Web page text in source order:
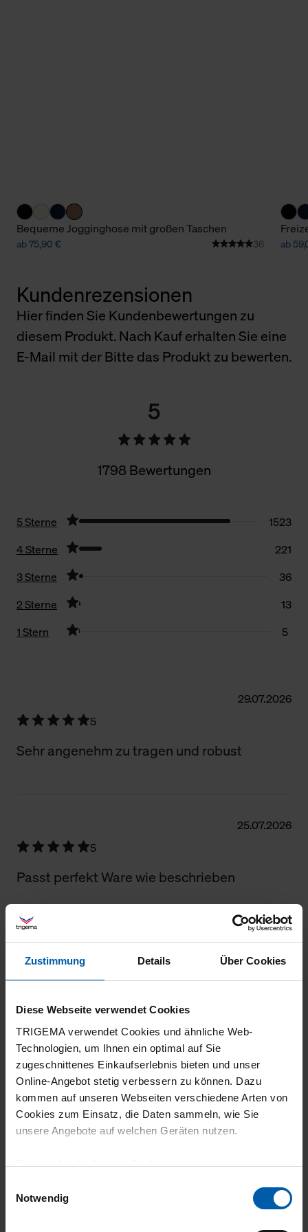
Zustimmung Details Über Cookies
Diese Webseite verwendet Cookies
TRIGEMA verwendet Cookies und ähnliche Web-
Technologien, um Ihnen ein optimal auf Sie
zugeschnittenes Einkaufserlebnis bieten und unser
Online-Angebot stetig verbessern zu können. Dazu
kommen auf unseren Webseiten verschiedene Arten von
Cookies zum Einsatz, die Daten sammeln, wie Sie
unsere Angebote auf welchen Geräten nutzen.
Technisch erforderliche Cookies sind eine notwendige
grundlegende Funktionen wie etwa zur Auswahl und
Notwendig
Bequeme Jogginghose mit großen Taschen
ab 75,90 € 36 ab
Kundenrezensionen
Hier finden Sie Kundenbewertungen zu
diesem Produkt. Nach Kauf erhalten Sie eine
E-Mail mit der Bitte das Produkt zu bewerten.
5
1798 Bewertungen
5 Sterne
1523
4 Sterne
221
3 Sterne
36
2 Sterne
13
1 Stern
5
29.07.2026
5
Sehr angenehm zu tragen und robust
25.07.2026
5
Passt perfekt Ware wie beschrieben
Sehr gute Qualität, war für meine Frau ein
wenig zu lang, würde mir im Online Shop
mehr Infos zu den Größen wünschen
22.07.2026
Die Trigema Hose DELUXE Baumwolle macht
einen sehr gut verarbeiteten Eindruck! Nähte
passen sauber und die ganze Hose bleibt